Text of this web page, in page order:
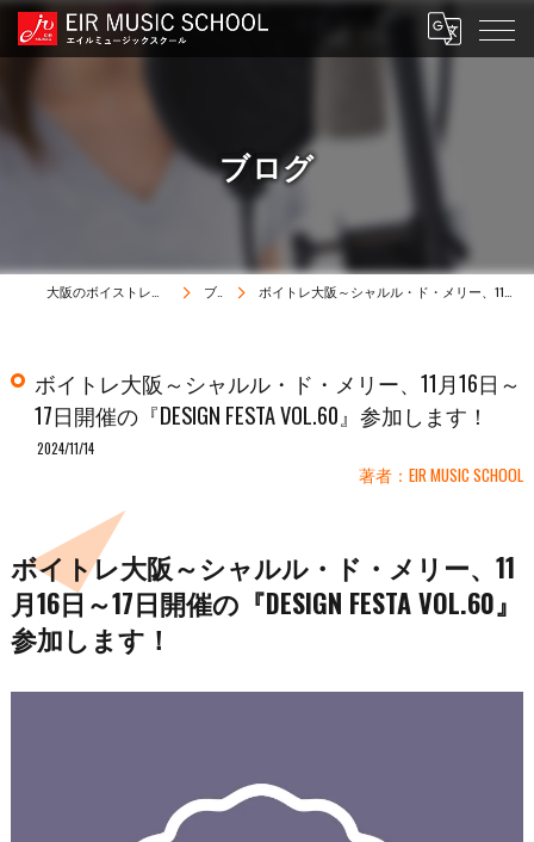
ブログ
ブログ ボイトレ大阪～シャルル・ド・メリー、11月16日～17日開催の『DESIGN FESTA VOL.60』参加します！
ボイトレ大阪～シャルル・ド・メリー、11月16日～
17日開催の『DESIGN FESTA VOL.60』参加します！
2024/11/14
著者：EIR MUSIC SCHOOL
ボイトレ大阪～シャルル・ド・メリー、11
月16日～17日開催の『DESIGN FESTA VOL.60』
参加します！